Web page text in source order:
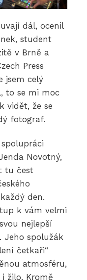
dál, ocenil
student
v Brně a
Press
jsem celý
to se mi moc
vidět, že se
fotograf.
Novotný,
tu čest
den.
k vám velmi
nejlepší
Jeho spolužák
četkaři“
atmosféru,
žilo. Kromě